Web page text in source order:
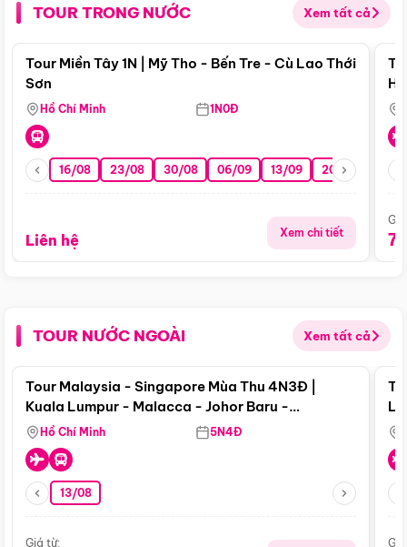
TOUR TRONG NƯỚC Xem tất cả
Điểm nổi bật
Tour Miền Tây 1N | Mỹ Tho - Bến Tre - Cù Lao Thới
Sơn
Hồ Chí Minh 1N0Đ
16/08 23/08 30/08 06/09 13/09 20/09 27/09
Liên hệ Xem chi tiết
TOUR NƯỚC NGOÀI Xem tất cả
Điểm nổi bật
Tour Malaysia - Singapore Mùa Thu 4N3Đ |
Kuala Lumpur - Malacca - Johor Baru -
Singapore
Hồ Chí Minh 5N4Đ
13/08
Giá từ: